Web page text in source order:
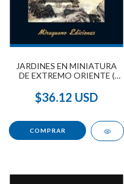
JARDINES EN MINIATURA
DE EXTREMO ORIENTE (
$36.12 USD